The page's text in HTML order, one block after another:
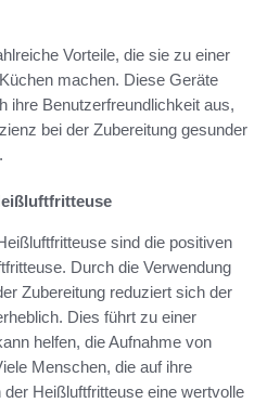
Vorteile, die sie zu einer
machen. Diese Geräte
ihre Benutzerfreundlichkeit aus,
bei der Zubereitung gesunder
sind die positiven
Durch die Verwendung
Zubereitung reduziert sich der
Dies führt zu einer
helfen, die Aufnahme von
Menschen, die auf ihre
Heißluftfritteuse eine wertvolle